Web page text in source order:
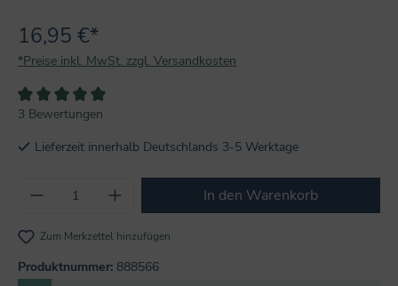
16,95 €*
*Preise inkl. MwSt. zzgl. Versandkosten
Durchschnittliche Bewertung von 5 von 5 Sternen
3 Bewertungen
Lieferzeit innerhalb Deutschlands 3-5 Werktage
Produkt Anzahl: Gib den gewünschten
In den Warenkorb
Zum Merkzettel hinzufügen
Produktnummer: 888566